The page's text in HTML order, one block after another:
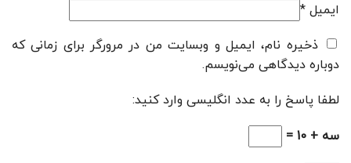
ایمیل *
ذخیره نام، ایمیل و وبسایت من در مرورگر برای زمانی که
دوباره دیدگاهی می‌نویسم.
لطفا پاسخ را به عدد انگلیسی وارد کنید:
سه + 10 =